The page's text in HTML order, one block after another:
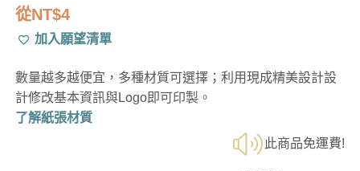
從NT$4
加入願望清單
數量越多越便宜，多種材質可選擇；利用現成精美設計設
計修改基本資訊與Logo即可印製。
了解紙張材質
此商品免運費!